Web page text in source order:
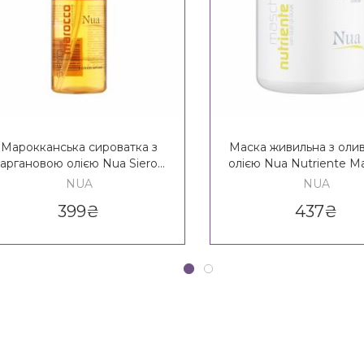
Марокканська сироватка з
аргановою олією Nua Siero
Del Marocco
NUA
399₴
Маска живильна з
олією Nua Nutriente
NUA
437₴